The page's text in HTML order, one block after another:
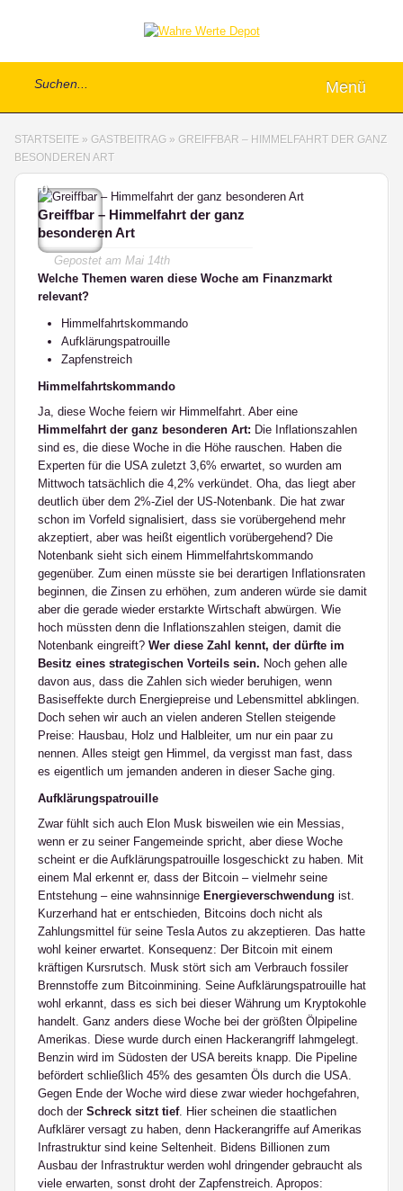
Menü
STARTSEITE » GASTBEITRAG » GREIFFBAR – HIMMELFAHRT DER GANZ
BESONDEREN ART
0
Greiffbar – Himmelfahrt der ganz
besonderen Art
Gepostet am Mai 14th
Welche Themen waren diese Woche am Finanzmarkt
relevant?
Himmelfahrtskommando
Aufklärungspatrouille
Zapfenstreich
Himmelfahrtskommando
Ja, diese Woche feiern wir Himmelfahrt. Aber eine
Himmelfahrt der ganz besonderen Art: Die Inflationszahlen
sind es, die diese Woche in die Höhe rauschen. Haben die
Experten für die USA zuletzt 3,6% erwartet, so wurden am
Mittwoch tatsächlich die 4,2% verkündet. Oha, das liegt aber
deutlich über dem 2%-Ziel der US-Notenbank. Die hat zwar
schon im Vorfeld signalisiert, dass sie vorübergehend mehr
akzeptiert, aber was heißt eigentlich vorübergehend? Die
Notenbank sieht sich einem Himmelfahrtskommando
gegenüber. Zum einen müsste sie bei derartigen Inflationsraten
beginnen, die Zinsen zu erhöhen, zum anderen würde sie damit
aber die gerade wieder erstarkte Wirtschaft abwürgen. Wie
hoch müssten denn die Inflationszahlen steigen, damit die
Notenbank eingreift? Wer diese Zahl kennt, der dürfte im
Besitz eines strategischen Vorteils sein. Noch gehen alle
davon aus, dass die Zahlen sich wieder beruhigen, wenn
Basiseffekte durch Energiepreise und Lebensmittel abklingen.
Doch sehen wir auch an vielen anderen Stellen steigende
Preise: Hausbau, Holz und Halbleiter, um nur ein paar zu
nennen. Alles steigt gen Himmel, da vergisst man fast, dass
es eigentlich um jemanden anderen in dieser Sache ging.
Aufklärungspatrouille
Zwar fühlt sich auch Elon Musk bisweilen wie ein Messias,
wenn er zu seiner Fangemeinde spricht, aber diese Woche
scheint er die Aufklärungspatrouille losgeschickt zu haben. Mit
einem Mal erkennt er, dass der Bitcoin – vielmehr seine
Entstehung – eine wahnsinnige Energieverschwendung ist.
Kurzerhand hat er entschieden, Bitcoins doch nicht als
Zahlungsmittel für seine Tesla Autos zu akzeptieren. Das hatte
wohl keiner erwartet. Konsequenz: Der Bitcoin mit einem
kräftigen Kursrutsch. Musk stört sich am Verbrauch fossiler
Brennstoffe zum Bitcoinmining. Seine Aufklärungspatrouille hat
wohl erkannt, dass es sich bei dieser Währung um Kryptokohle
handelt. Ganz anders diese Woche bei der größten Ölpipeline
Amerikas. Diese wurde durch einen Hackerangriff lahmgelegt.
Benzin wird im Südosten der USA bereits knapp. Die Pipeline
befördert schließlich 45% des gesamten Öls durch die USA.
Gegen Ende der Woche wird diese zwar wieder hochgefahren,
doch der Schreck sitzt tief. Hier scheinen die staatlichen
Aufklärer versagt zu haben, denn Hackerangriffe auf Amerikas
Infrastruktur sind keine Seltenheit. Bidens Billionen zum
Ausbau der Infrastruktur werden wohl dringender gebraucht als
viele erwarten, sonst droht der Zapfenstreich. Apropos: